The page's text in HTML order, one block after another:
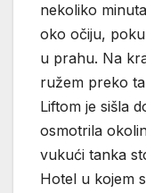
nekoliko
oko očiju,
u prahu. Na
ružem preko
Liftom je sišla
osmotrila
vukući tanka
Hotel u kojem